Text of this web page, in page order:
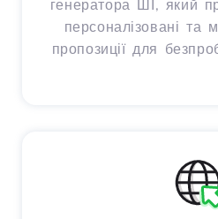
генератора ШІ, який
персоналізовані та
пропозиції для